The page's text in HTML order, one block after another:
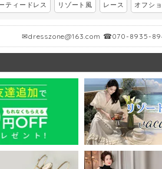
ティードレス リゾート風 レース オフシ
✉dresszone@163.com ☎070-8935-